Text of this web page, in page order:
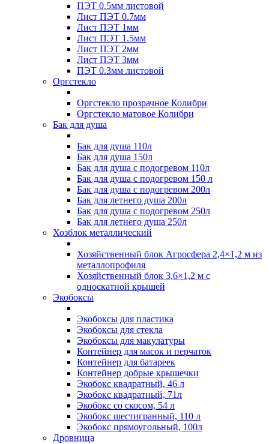
ПЭТ 0.5мм листовой
Лист ПЭТ 0.7мм
Лист ПЭТ 1мм
Лист ПЭТ 1.5мм
Лист ПЭТ 2мм
Лист ПЭТ 3мм
ПЭТ 0.3мм листовой
Оргстекло
Оргстекло прозрачное Колибри
Оргстекло матовое Колибри
Бак для душа
Бак для душа 110л
Бак для душа 150л
Бак для душа с подогревом 110л
Бак для душа с подогревом 150 л
Бак для душа с подогревом 200л
Бак для летнего душа 200л
Бак для душа с подогревом 250л
Бак для летнего душа 250л
Хозблок металлический
Хозяйственный блок Агросфера 2,4×1,2 м из
металлопрофиля
Хозяйственный блок 3,6×1,2 м с
односкатной крышей
Экобоксы
Экобоксы для пластика
Экобоксы для стекла
Экобоксы для макулатуры
Контейнер для масок и перчаток
Контейнер для батареек
Контейнер добрые крышечки
Экобокс квадратный, 46 л
Экобокс квадратный, 71л
Экобокс со скосом, 54 л
Экобокс шестигранный, 110 л
Экобокс прямоугольный, 100л
Дровница